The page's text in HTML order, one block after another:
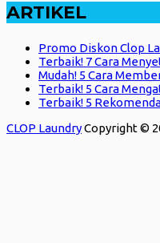
ARTIKEL
Promo Diskon Clop
Terbaik! 7 Cara
Mudah! 5 Cara
Terbaik! 5 Cara
Terbaik! 5
CLOP LaundryCopyright ©